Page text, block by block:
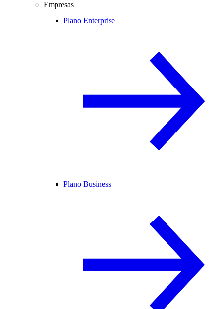
Empresas
Plano Enterprise
Plano Business